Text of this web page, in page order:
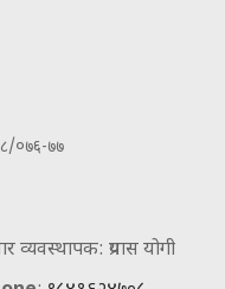
०७६-७७
व्यवस्थापक: प्रयास योगी